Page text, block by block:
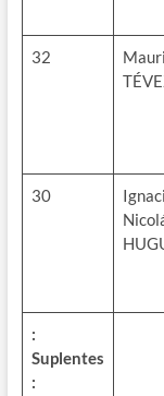
32
30
:
Suplentes
: